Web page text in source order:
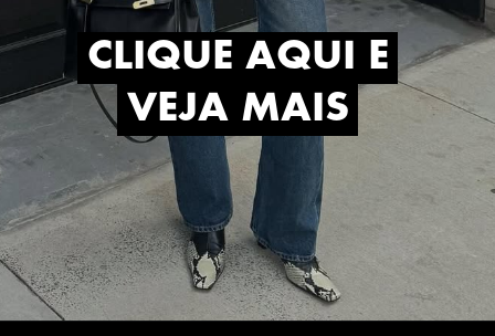
CLIQUE AQUI E
VEJA MAIS
CLIQUE AQUI E
VEJA MAIS